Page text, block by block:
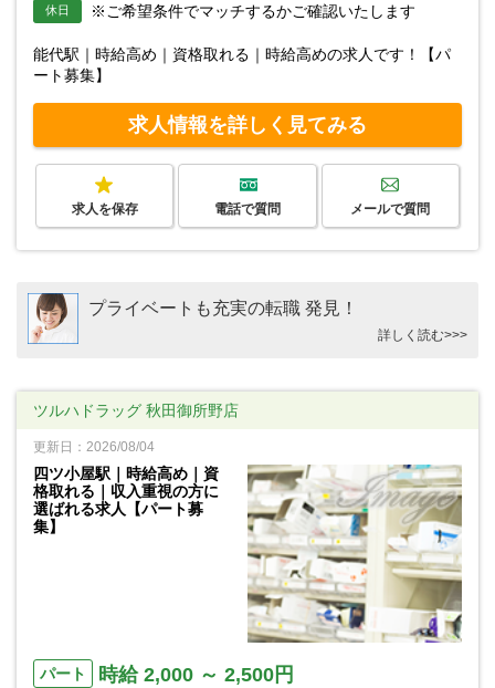
休日 ※ご希望条件でマッチするかご確認いたします
能代駅｜時給高め｜資格取れる｜時給高めの求人です！【パ
ート募集】
求人情報を詳しく見てみる
求人を保存 電話で質問 メールで質問
プライベートも充実の転職 発見！
詳しく読む>>>
ツルハドラッグ 秋田御所野店
更新日：2026/08/04
四ツ小屋駅｜時給高め｜資
格取れる｜収入重視の方に
選ばれる求人【パート募
集】
パート 時給 2,000 ～ 2,500円